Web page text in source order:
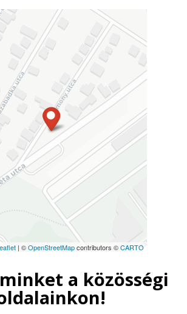
| ©OpenStreetMapcontributors ©CARTO
a közösségi